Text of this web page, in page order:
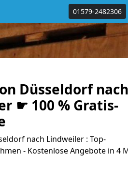
01579-2482306
Düsseldorf nach
☛ 100 % Gratis-
nach Lindweiler : Top-
- Kostenlose Angebote in 4